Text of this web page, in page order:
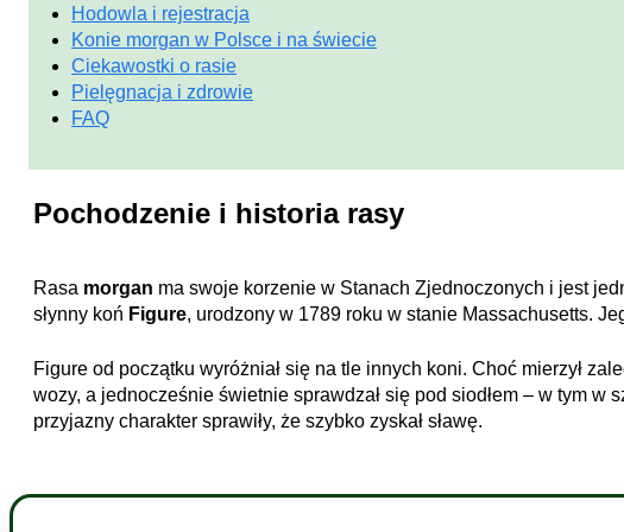
Hodowla i rejestracja
Konie morgan w Polsce i na świecie
Ciekawostki o rasie
Pielęgnacja i zdrowie
FAQ
Pochodzenie i historia rasy
Rasa morgan ma swoje korzenie w Stanach Zjednoczonych i jest
słynny koń Figure, urodzony w 1789 roku w stanie Massachusetts.
Figure od początku wyróżniał się na tle innych koni. Choć mierzył
wozy, a jednocześnie świetnie sprawdzał się pod siodłem – w tym
przyjazny charakter sprawiły, że szybko zyskał sławę.